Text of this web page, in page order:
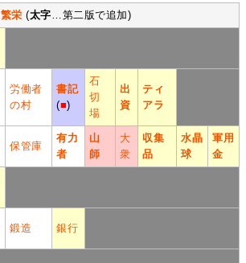
繁栄 (太字…第二版で追加)
労働者
の村
書記
(■)
石
切
場
出
資
ティ
アラ
保管庫
有力
者
山
師
大
衆
収集
品
水晶
球
軍用
金
鍛造 銀行